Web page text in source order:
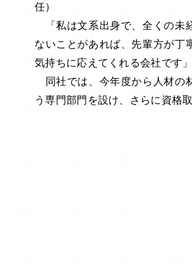
任）
「私は文系出身で、全くの未
ないことがあれば、先輩方が丁
気持ちに応えてくれる会社です
同社では、今年度から人材の
う専門部門を設け、さらに資格